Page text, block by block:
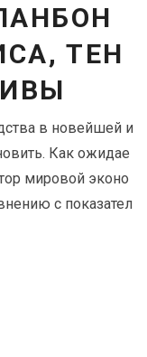
ТЕН
в новейшей и
Как ожидае
мировой эконо
с показател